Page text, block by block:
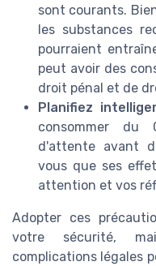
sont courants.
les substances
pourraient
peut avoir des
droit pénal et de
Planifiez
consommer du
d'attente avant
vous que ses
attention et vos
Adopter ces
votre sécurité,
complications légales